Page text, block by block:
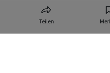
Teilen